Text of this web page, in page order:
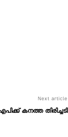
Next article
കനത്ത തിരിച്ചടി